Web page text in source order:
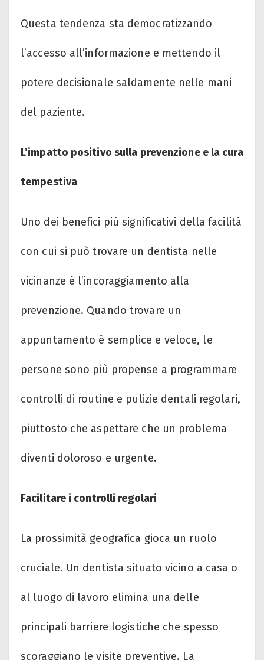
Questa tendenza sta democratizzando
l’accesso all’informazione e mettendo il
potere decisionale saldamente nelle mani
del paziente.
L’impatto positivo sulla prevenzione e la cura
tempestiva
Uno dei benefici più significativi della facilità
con cui si può trovare un dentista nelle
vicinanze è l’incoraggiamento alla
prevenzione. Quando trovare un
appuntamento è semplice e veloce, le
persone sono più propense a programmare
controlli di routine e pulizie dentali regolari,
piuttosto che aspettare che un problema
diventi doloroso e urgente.
Facilitare i controlli regolari
La prossimità geografica gioca un ruolo
cruciale. Un dentista situato vicino a casa o
al luogo di lavoro elimina una delle
principali barriere logistiche che spesso
scoraggiano le visite preventive. La